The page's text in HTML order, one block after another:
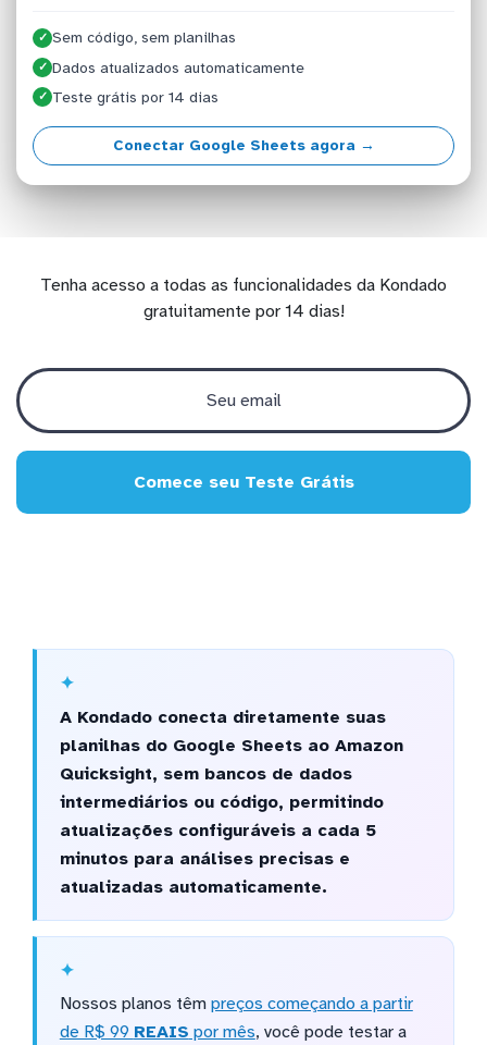
✓ Sem código, sem planilhas
✓ Dados atualizados automaticamente
✓ Teste grátis por 14 dias
Conectar Google Sheets agora →
Tenha acesso a todas as funcionalidades da Kondado
gratuitamente por 14 dias!
Comece seu Teste Grátis
A Kondado conecta diretamente suas
planilhas do Google Sheets ao Amazon
Quicksight, sem bancos de dados
intermediários ou código, permitindo
atualizações configuráveis a cada 5
minutos para análises precisas e
atualizadas automaticamente.
Nossos planos têm preços começando a partir
de R$ 99 REAIS por mês, você pode testar a